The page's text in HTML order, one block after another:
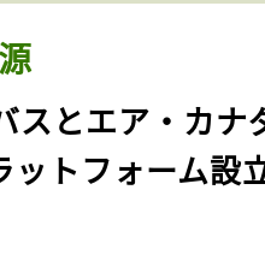
スとエア・カナ
ットフォーム設